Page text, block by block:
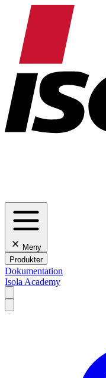
Meny
Produkter
Dokumentation
Isola Academy